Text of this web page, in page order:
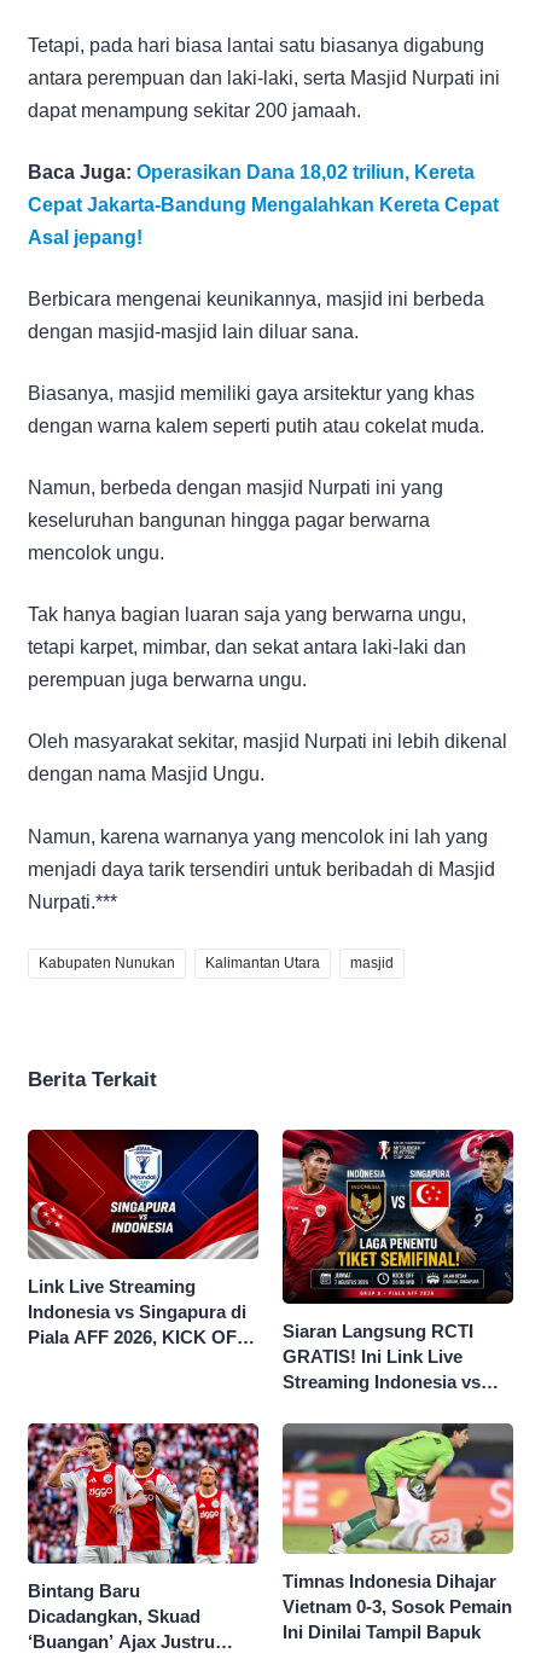
Tetapi, pada hari biasa lantai satu biasanya digabung
antara perempuan dan laki-laki, serta Masjid Nurpati ini
dapat menampung sekitar 200 jamaah.
Baca Juga: Operasikan Dana 18,02 triliun, Kereta
Cepat Jakarta-Bandung Mengalahkan Kereta Cepat
Asal jepang!
Berbicara mengenai keunikannya, masjid ini berbeda
dengan masjid-masjid lain diluar sana.
Biasanya, masjid memiliki gaya arsitektur yang khas
dengan warna kalem seperti putih atau cokelat muda.
Namun, berbeda dengan masjid Nurpati ini yang
keseluruhan bangunan hingga pagar berwarna
mencolok ungu.
Tak hanya bagian luaran saja yang berwarna ungu,
tetapi karpet, mimbar, dan sekat antara laki-laki dan
perempuan juga berwarna ungu.
Oleh masyarakat sekitar, masjid Nurpati ini lebih dikenal
dengan nama Masjid Ungu.
Namun, karena warnanya yang mencolok ini lah yang
menjadi daya tarik tersendiri untuk beribadah di Masjid
Nurpati.***
Kabupaten Nunukan Kalimantan Utara masjid
Berita Terkait
Link Live Streaming
Indonesia vs Singapura di
Piala AFF 2026, KICK OFF
Siaran Langsung RCTI
GRATIS! Ini Link Live
Streaming Indonesia vs
2026
Bintang Baru
Dicadangkan, Skuad
‘Buangan’ Ajax Justru
Timnas Indonesia Dihajar
Vietnam 0-3, Sosok Pemain
Ini Dinilai Tampil Bapuk